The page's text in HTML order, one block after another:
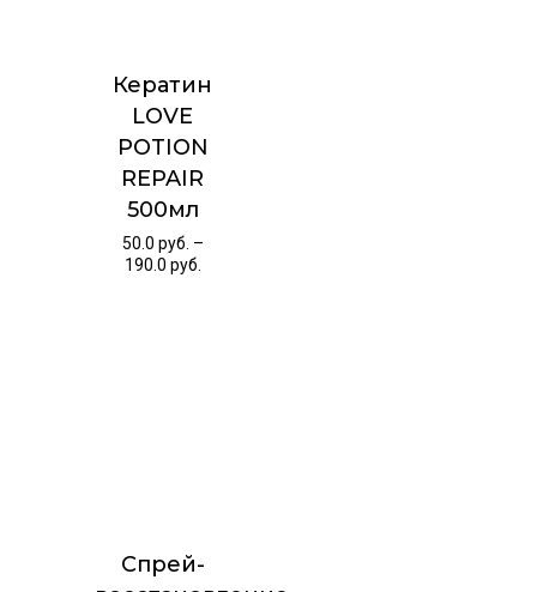
Кератин
LOVE
POTION
REPAIR
500мл
50.0 руб. –
190.0 руб.
Спрей-